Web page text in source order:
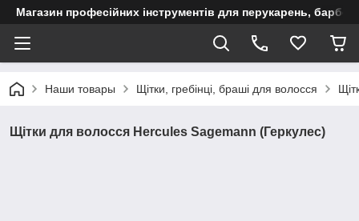
Магазин професійних інструментів для перукарень,
Наши товары Щітки, гребінці, браші для волосся
Щітки для волосся Hercules Sagemann (Геркулес)